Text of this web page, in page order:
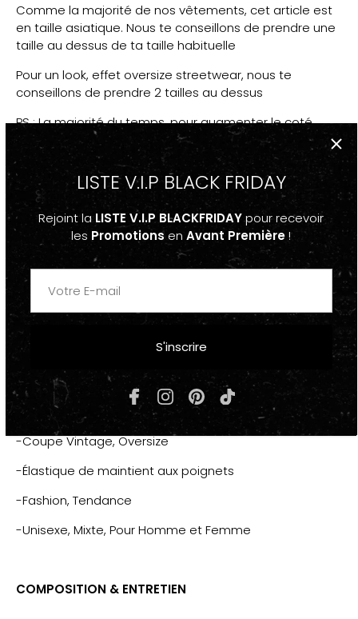
Comme la majorité de nos vêtements, cet article est
en taille asiatique. Nous te conseillons de prendre une
taille au dessus de ta taille habituelle
Pour un look, effet oversize streetwear, nous te
conseillons de prendre 2 tailles au dessus
PS : La majorité du temps, pour augmenter le coté
Oversize, les models portent les vêtements dans la
plus grande taille disponible.
PPS: Si tu as un doute, réfère-toi au guide des taille
ESCRIPTION
"PARADISE"
-Couleurs : Noir, Marron, Blanc
-Ras du cou
-Coupe Vintage, Oversize
-Élastique de maintient aux poignets
-Fashion, Tendance
-Unisexe, Mixte, Pour Homme et Femme
COMPOSITION & ENTRETIEN
LISTE V.I.P BLACK FRIDAY
Rejoint la LISTE V.I.P BLACKFRIDAYpour recevoir
les Promotions en Avant Première!
S'inscrire